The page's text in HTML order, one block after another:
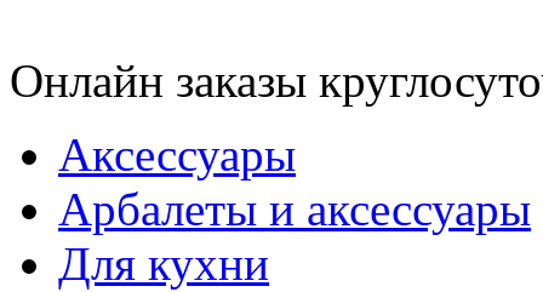
Онлайн заказы
Аксессуары
Арбалеты и аксессуары
Для кухни